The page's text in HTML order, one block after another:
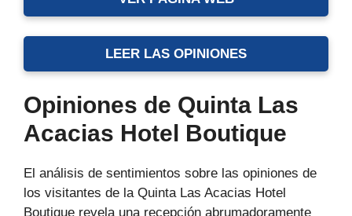
LEER LAS OPINIONES
Opiniones de Quinta Las
Acacias Hotel Boutique
El análisis de sentimientos sobre las opiniones de
los visitantes de la Quinta Las Acacias Hotel
Boutique revela una recepción abrumadoramente